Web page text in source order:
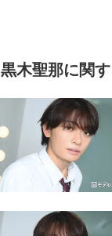
黒木聖那に関